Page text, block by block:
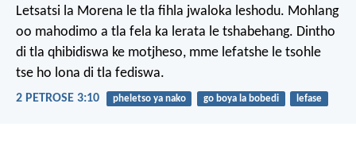
Letsatsi la Morena le tla fihla jwaloka leshodu. Mohlang
oo mahodimo a tla fela ka lerata le tshabehang. Dintho
di tla qhibidiswa ke motjheso, mme lefatshe le tsohle
tse ho lona di tla fediswa.
2 PETROSE 3:10 pheletso ya nako go boya la bobedi lefase